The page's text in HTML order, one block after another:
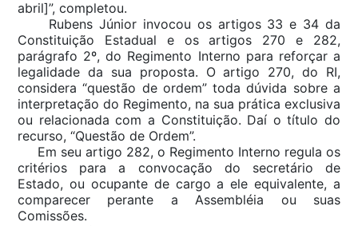
abril]”, completou.
Rubens Júnior invocou os artigos 33 e 34 da
Constituição Estadual e os artigos 270 e 282,
parágrafo 2º, do Regimento Interno para reforçar a
legalidade da sua proposta. O artigo 270, do RI,
considera “questão de ordem” toda dúvida sobre a
interpretação do Regimento, na sua prática exclusiva
ou relacionada com a Constituição. Daí o título do
recurso, “Questão de Ordem”.
Em seu artigo 282, o Regimento Interno regula os
critérios para a convocação do secretário de
Estado, ou ocupante de cargo a ele equivalente, a
comparecer perante a Assembléia ou suas
Comissões.